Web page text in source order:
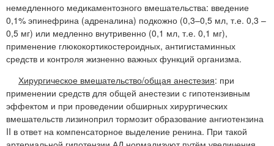
немедленного медикаментозного вмешательства: введение
0,1% эпинефрина (адреналина) подкожно (0,3–0,5 мл, т.е. 0,3 –
0,5 мг) или медленно внутривенно (0,1 мл, т.е. 0,1 мг),
применение глюкокортикостероидных, антигистаминных
средств и контроля жизненно важных функций организма.
Хирургическое вмешательство/общая анестезия: при
применении средств для общей анестезии с гипотензивным
эффектом и при проведении обширных хирургических
вмешательств лизиноприл тормозит образование ангиотензина
II в ответ на компенсаторное выделение ренина. При такой